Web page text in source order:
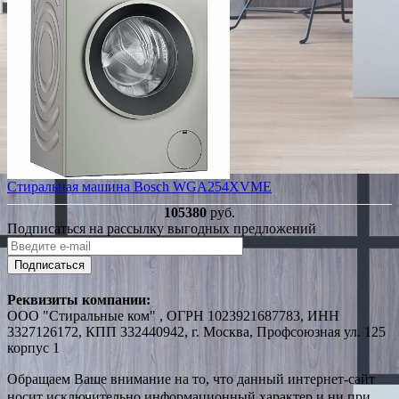
Стиральная машина Bosch WGA254XVME
105380 руб.
Подписаться на рассылку выгодных предложений
Подписаться
Реквизиты компании:
ООО "Стиральные ком" , ОГРН 1023921687783, ИНН
3327126172, КПП 332440942, г. Москва, Профсоюзная ул. 125
корпус 1
Обращаем Ваше внимание на то, что данный интернет-сайт